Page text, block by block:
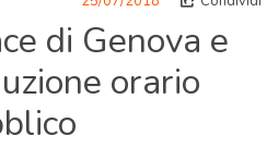
di Genova e
orario